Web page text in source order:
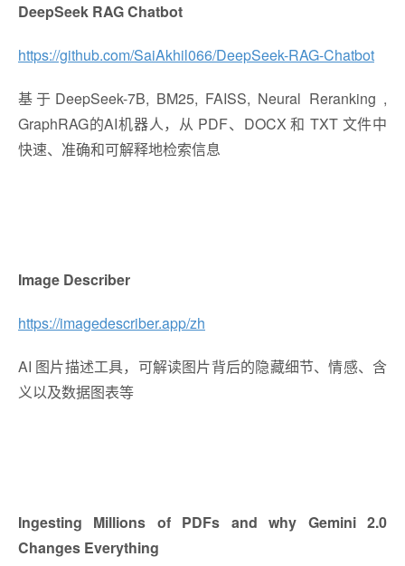
DeepSeek RAG Chatbot
https://github.com/SaiAkhil066/DeepSeek-RAG-Chatbot
基于DeepSeek-7B, BM25, FAISS, Neural Reranking ,
GraphRAG的AI机器人， 从 PDF、DOCX 和 TXT 文件中
快速、准确和可解释地检索信息
Image Describer
https://imagedescriber.app/zh
AI 图片描述工具，可解读图片背后的隐藏细节、情感、含
义以及数据图表等
Ingesting Millions of PDFs and why Gemini 2.0
Changes Everything